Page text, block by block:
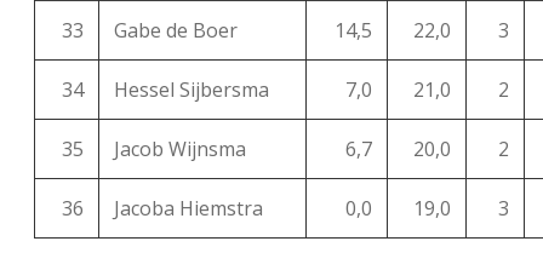
33 Gabe de Boer 14,5 22,0 3
34 Hessel Sijbersma 7,0 21,0 2
35 Jacob Wijnsma 6,7 20,0 2
36 Jacoba Hiemstra 0,0 19,0 3